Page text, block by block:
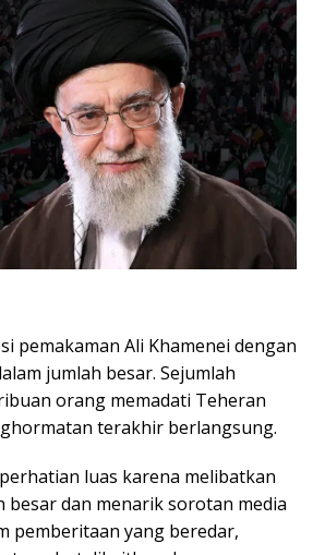
pemakaman Ali Khamenei dengan
jumlah besar. Sejumlah
orang memadati Teheran
terakhir berlangsung.
luas karena melibatkan
besar dan menarik sorotan media
pemberitaan yang beredar,